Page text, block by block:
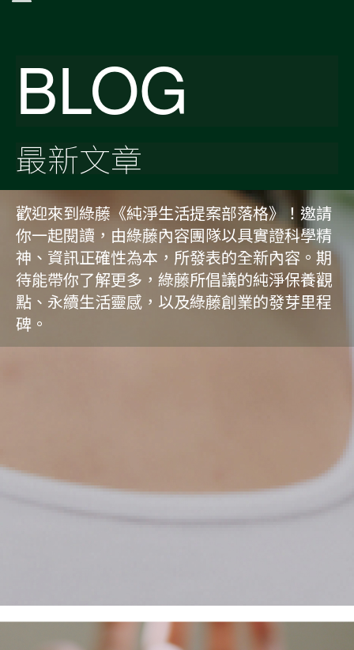
BLOG
最新文章
歡迎來到綠藤《純淨生活提案部落格》！邀請
你一起閱讀，由綠藤內容團隊以具實證科學精
神、資訊正確性為本，所發表的全新內容。期
待能帶你了解更多，綠藤所倡議的純淨保養觀
點、永續生活靈感，以及綠藤創業的發芽里程
碑。